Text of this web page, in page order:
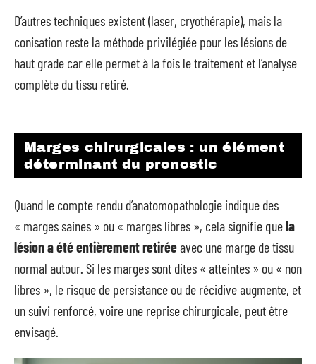
D’autres techniques existent (laser, cryothérapie), mais la
conisation reste la méthode privilégiée pour les lésions de
haut grade car elle permet à la fois le traitement et l’analyse
complète du tissu retiré.
Marges chirurgicales : un élément
déterminant du pronostic
Quand le compte rendu d’anatomopathologie indique des
« marges saines » ou « marges libres », cela signifie quela
lésion a été entièrement retiréeavec une marge de tissu
normal autour. Si les marges sont dites « atteintes » ou « non
libres », le risque de persistance ou de récidive augmente, et
un suivi renforcé, voire une reprise chirurgicale, peut être
envisagé.